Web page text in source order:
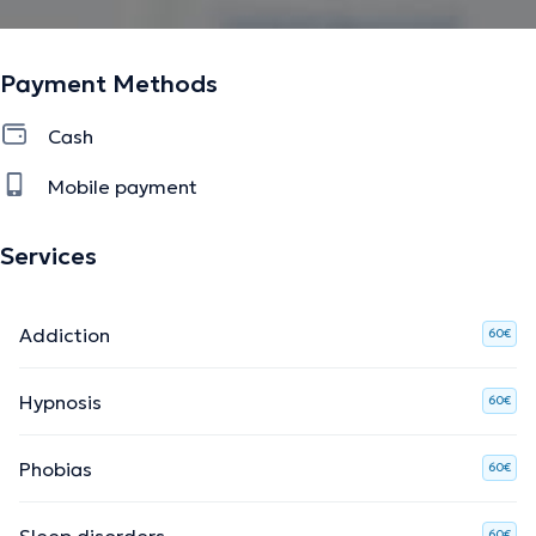
information.
Payment Methods
Cash
Mobile payment
Services
Addiction 60€
Hypnosis 60€
Phobias 60€